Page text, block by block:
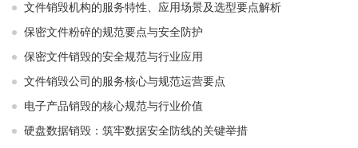
文件销毁机构的服务特性、应用场景及选型要点解析
保密文件粉碎的规范要点与安全防护
保密文件销毁的安全规范与行业应用
文件销毁公司的服务核心与规范运营要点
电子产品销毁的核心规范与行业价值
硬盘数据销毁：筑牢数据安全防线的关键举措